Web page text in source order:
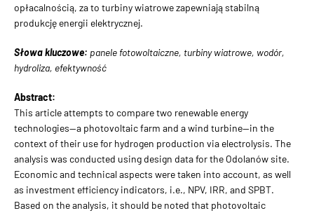
opłacalnością, za to turbiny wiatrowe zapewniają stabilną
produkcję energii elektrycznej.
Słowa kluczowe: panele fotowoltaiczne, turbiny wiatrowe, wodór,
hydroliza, efektywność
Abstract:
This article attempts to compare two renewable energy
technologies—a photovoltaic farm and a wind turbine—in the
context of their use for hydrogen production via electrolysis. The
analysis was conducted using design data for the Odolanów site.
Economic and technical aspects were taken into account, as well
as investment efficiency indicators, i.e., NPV, IRR, and SPBT.
Based on the analysis, it should be noted that photovoltaic